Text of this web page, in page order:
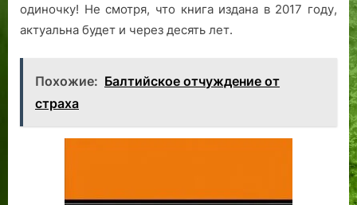
одиночку! Не смотря, что книга издана в 2017 году,
актуальна будет и через десять лет.
Похожие: Балтийское отчуждение от
страха